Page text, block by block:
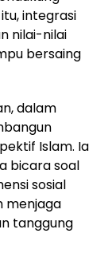
integrasi
nilai-nilai
bersaing
dalam
Islam. Ia
bicara soal
sosial
menjaga
tanggung